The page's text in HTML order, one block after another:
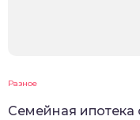
Разное
Семейная ипотека